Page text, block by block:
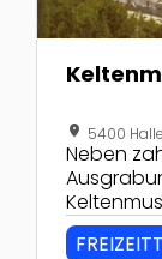
location_on 5400
Neben